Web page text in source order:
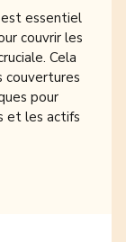
essentiel
couvrir les
Cela
couvertures
pour
et les actifs